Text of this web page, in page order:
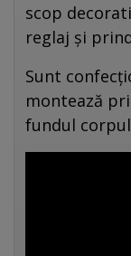
scop
reglaj și
Sunt
montează
fundul